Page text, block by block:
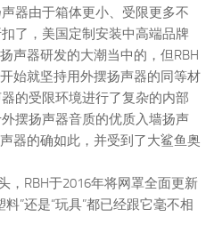
器由于箱体更小、受限更多不
了，美国定制安装中高端品牌
声器研发的大潮当中的，但RBH
始就坚持用外摆扬声器的同等材
的受限环境进行了复杂的内部
摆扬声器音质的优质入墙扬声
器的确如此，并受到了大鲨鱼奥
，RBH于2016年将网罩全面更新
”还是“玩具”都已经跟它毫不相